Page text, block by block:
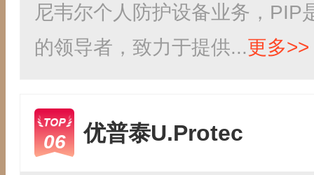
尼韦尔个人防护设备业务，PIP
的领导者，致力于提供...更多>>
06 优普泰U.Protec